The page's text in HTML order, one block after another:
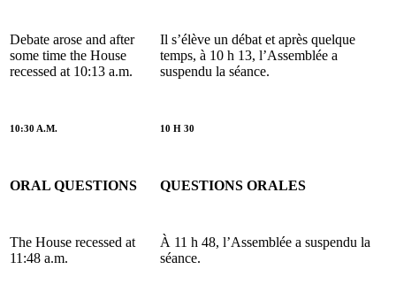
Debate arose and after
some time the House
recessed at 10:13 a.m.
Il s’élève un débat et après quelque
temps, à 10 h 13, l’Assemblée a
suspendu la séance.
10:30 A.M. 10 H 30
ORAL QUESTIONS QUESTIONS ORALES
The House recessed at
11:48 a.m.
À 11 h 48, l’Assemblée a suspendu la
séance.